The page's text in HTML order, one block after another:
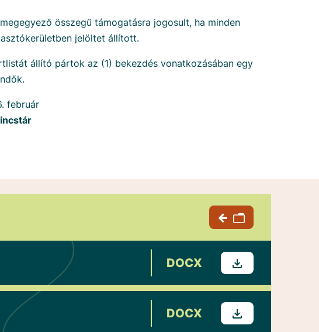
összegű támogatásra jogosult, ha minden
jelöltet állított.
állító pártok az (1) bekezdés vonatkozásában egy
február
DOCX
DOCX